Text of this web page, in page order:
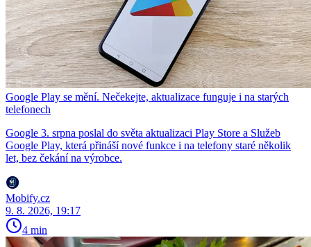
Google Play se mění. Nečekejte, aktualizace funguje i na starých
telefonech
Google 3. srpna poslal do světa aktualizaci Play Store a Služeb
Google Play, která přináší nové funkce i na telefony staré několik
let, bez čekání na výrobce.
Mobify.cz
9. 8. 2026, 19:17
4 min